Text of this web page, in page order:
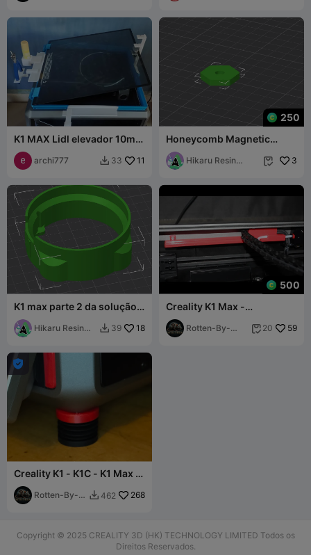
K1 MAX Lidl elevador 10mm
com suporte lateral de
vidroarchi777  33 11
250
Honeycomb Magnetic
k1max backside mod
Hikaru Resin
 3
K1 max parte 2 da solução
de filtro triplo
Hikaru Resin
 39 18
500
Creality K1 Max -
Atualização da placa
traseira Deluxe
Rotten-By-
 20 59

Creality K1 - K1C - K1 Max -
Adaptador de pés anti-
vibraçãoRotten-By-
 462 268
Copyright © 2025 CREALITY 3D (HK) TECHNOLOGY LIMITED Todos os
Direitos Reservados.